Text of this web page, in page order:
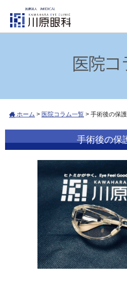
ホーム > 医院コラム一覧> 手術後の保
手術後の保